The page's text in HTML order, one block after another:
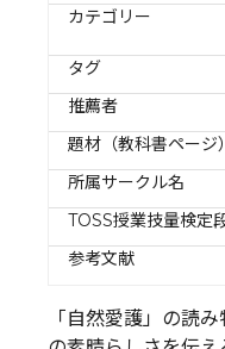
カテゴリー
タグ
推薦者
題材（教科書ページ）
所属サークル名
TOSS授業技量検定
参考文献
「自然愛護」の読